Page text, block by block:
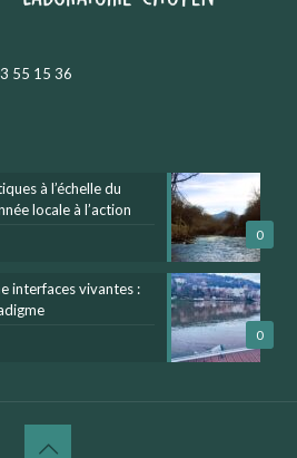
55 15 36
0
à l’échelle du
locale à l’action
0
interfaces vivantes :